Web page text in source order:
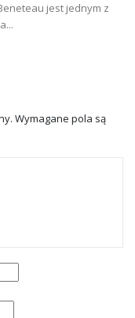
jest jednym z
Wymagane pola są